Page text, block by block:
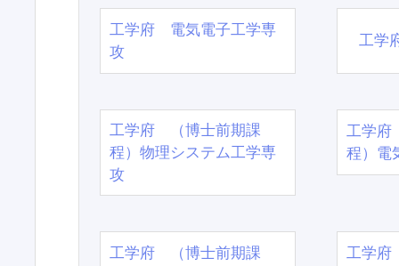
工学府 電気電子工学専
攻
工学
工学府 （博士前期課
程）物理システム工学専
攻
工学
程）電
工学府 （博士前期課
工学